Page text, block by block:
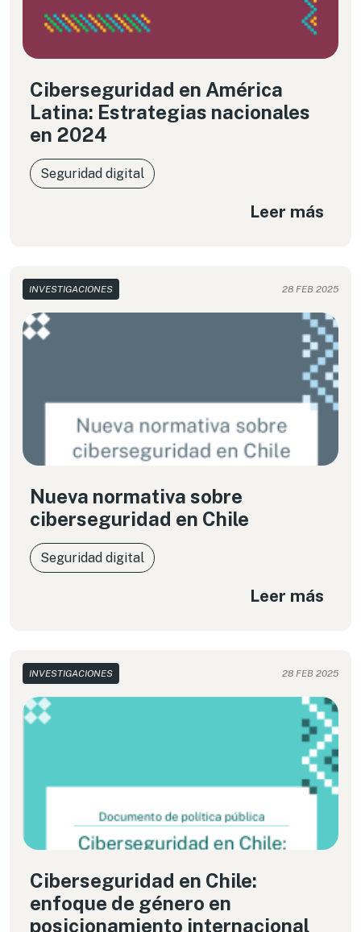
Ciberseguridad en América
Latina: Estrategias nacionales
en 2024
Seguridad digital
Leer más
INVESTIGACIONES 28 FEB 2025
Nueva normativa sobre
ciberseguridad en Chile
Seguridad digital
Leer más
INVESTIGACIONES 28 FEB 2025
Ciberseguridad en Chile:
enfoque de género en
posicionamiento internacional